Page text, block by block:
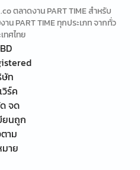
ตลาดงาน PART TIME สำหรับ
PART TIME ทุกประเภท จากทั่ว
ทศไทย